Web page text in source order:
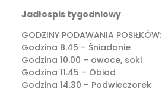
Jadłospis tygodniowy
GODZINY PODAWANIA POSIŁKÓW:
Godzina 8.45 – Śniadanie
Godzina 10.00 – owoce, soki
Godzina 11.45 – Obiad
Godzina 14.30 – Podwieczorek